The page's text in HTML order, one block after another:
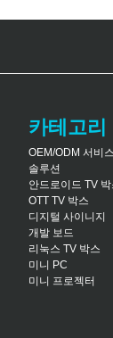
미
TV
H.265
스 X96
카테고리
OEM/ODM 서비스
솔루션
안드로이드 TV 박
OTT TV 박스
디지털 사이니지
개발 보드
리눅스 TV 박스
미니 PC
미니 프로젝터